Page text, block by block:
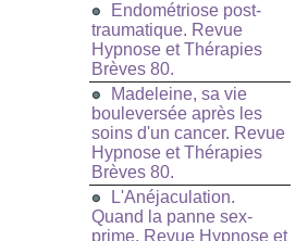
Endométriose post-
traumatique. Revue
Hypnose et Thérapies
Brèves 80.
Madeleine, sa vie
bouleversée après les
soins d'un cancer. Revue
Hypnose et Thérapies
Brèves 80.
L'Anéjaculation.
Quand la panne sex-
prime. Revue Hypnose et